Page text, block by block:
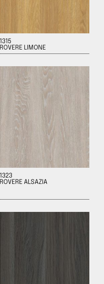
1315
ROVERE LIMONE
1323
ROVERE ALSAZIA